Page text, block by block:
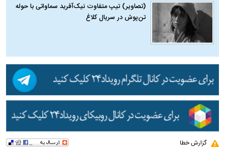
(تصاویر) تیپ متفاوت نیک‌آفرید سماواتی با حوله
تن‌پوش در سریال کلاغ
گزارش خطا